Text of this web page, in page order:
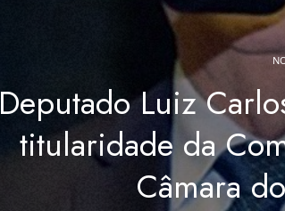
Deputado Luiz
titularidade da
Câmara